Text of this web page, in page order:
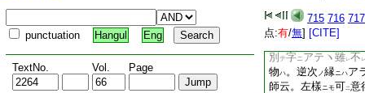
punctuation Hangul Eng
TextNo. Vol. Page
715 716 717
点:有/無] [CITE]
任 テハ順次ノ無間也
師云。逆次第ニモ依
者中
別 テ字ニ アテヽ雖レ不 レ
物ハ。逆次 ノ縁ニハア
師云。左樣ニモ可二意